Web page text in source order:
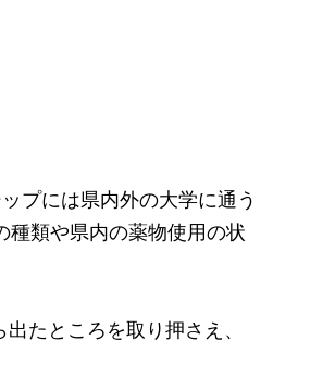
プには県内外の大学に通う
種類や県内の薬物使用の状
たところを取り押さえ、